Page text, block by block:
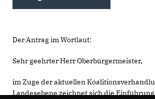
Der Antrag im Wortlaut:
Sehr geehrter Herr Oberbürgermeister,
im Zuge der aktuellen
Landesebene zeichnet sich die